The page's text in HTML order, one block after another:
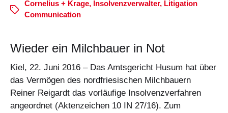
Cornelius + Krage, Insolvenzverwalter, Litigation
Communication
Wieder ein Milchbauer in Not
Kiel, 22. Juni 2016 – Das Amtsgericht Husum hat über
das Vermögen des nordfriesischen Milchbauern
Reiner Reigardt das vorläufige Insolvenzverfahren
angeordnet (Aktenzeichen 10 IN 27/16). Zum